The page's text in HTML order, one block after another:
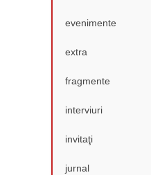
evenimente
extra
fragmente
interviuri
invitaţi
jurnal